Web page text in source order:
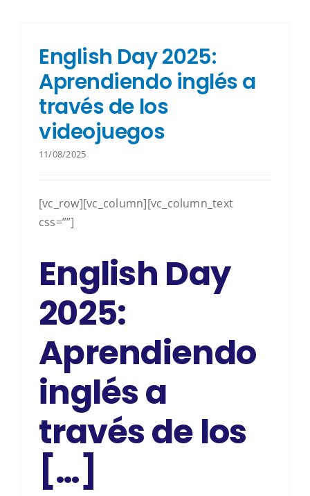
English Day 2025:
Aprendiendo inglés a
través de los
videojuegos
11/08/2025
[vc_row][vc_column][vc_column_text
css=””]
English Day
2025:
Aprendiendo
inglés a
través de los
[…]